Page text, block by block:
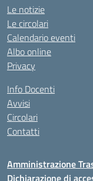
Le notizie
Le circolari
Calendario eventi
Albo online
Privacy
Info Docenti
Avvisi
Circolari
Contatti
Amministrazione
Dichiarazione di